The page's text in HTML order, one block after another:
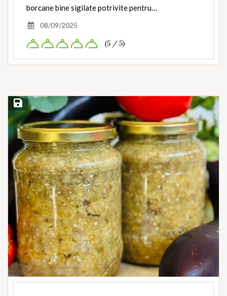
borcane bine sigilate potrivite pentru…
08/09/2025
(5 / 5)
Save Recipe